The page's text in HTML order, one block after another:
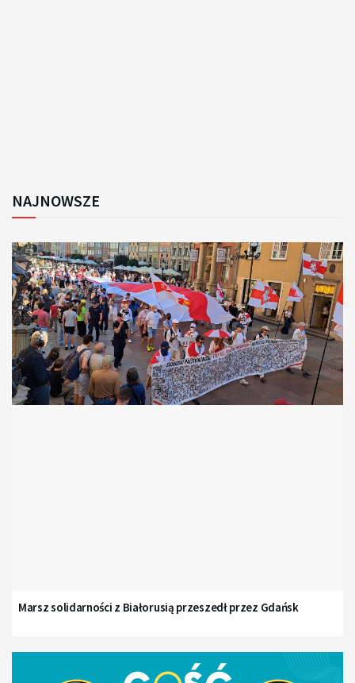
NAJNOWSZE
Marsz solidarności z Białorusią przeszedł przez Gdańsk